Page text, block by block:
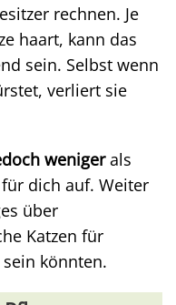
rechnen. Je
haart, kann das
sein. Selbst wenn
verliert sie
wenigerals
dich auf. Weiter
über
Katzen für
könnten.